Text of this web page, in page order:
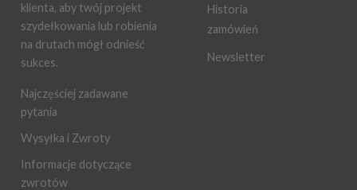
klienta, aby twój projekt
szydełkowania lub robienia
na drutach mógł odnieść
sukces.
Najczęściej zadawane
pytania
Wysyłka i Zwroty
Informacje dotyczące
zwrotów
Historia
zamówień
Newsletter